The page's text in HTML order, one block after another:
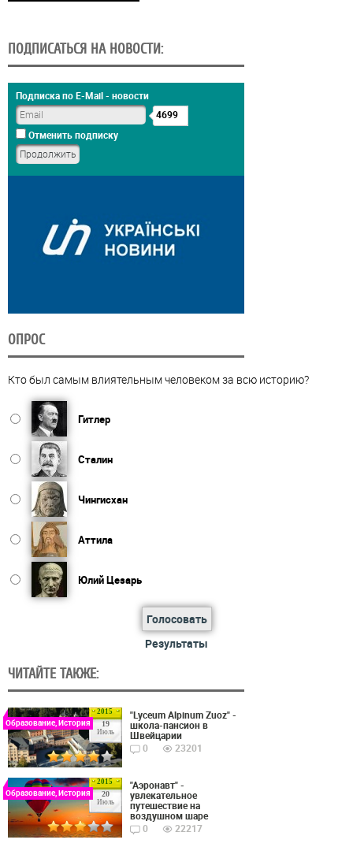
ПОДПИСАТЬСЯ НА НОВОСТИ:
Подписка по E-Mail - новости
4699
Отменить подписку
ОПРОС
Кто был самым влиятельным человеком за всю историю?
Гитлер
Сталин
Чингисхан
Аттила
Юлий Цезарь
Голосовать
Результаты
ЧИТАЙТЕ ТАКЖЕ:
2015
19
Июль
Образование, История
"Lyceum Alpinum Zuoz" -
школа-пансион в
Швейцарии
0
23201
2015
20
Июль
Образование, История
"Аэронавт" -
увлекательное
путешествие на
воздушном шаре
0
22217